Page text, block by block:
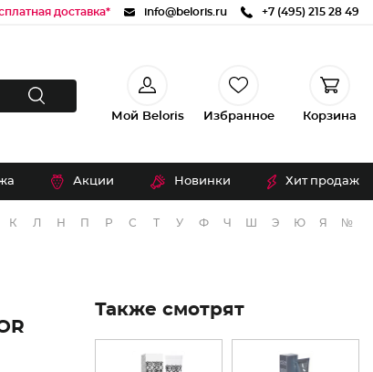
доставка* info@beloris.ru +7 (495) 215 28 49
Мой Beloris Избранное Корзина
Акции Новинки Хит продаж
К Л Н П Р С Т У Ф Ч Э Ю Я №
Также смотрят